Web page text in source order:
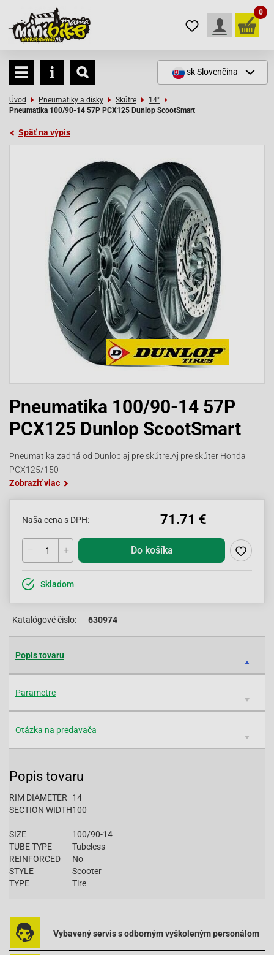
0
skSlovenčina
Úvod Pneumatiky a disky Skútre
14"
Pneumatika 100/90-14 57P PCX125 Dunlop ScootSmart
Späť na výpis
Pneumatika 100/90-14 57P
PCX125 Dunlop ScootSmart
Pneumatika zadná od Dunlop aj pre skútre.Aj pre skúter Honda
PCX125/150
Zobraziť viac
Naša cena s DPH: 71.71 €
Do košíka
Skladom
Katalógové čislo: 630974
Popis tovaru
Parametre
Otázka na predavača
Popis tovaru
RIM DIAMETER
14
SECTION WIDTH100
SIZE
100/90-14
TUBE TYPE
Tubeless
REINFORCED
No
STYLE
Scooter
TYPE
Tire
Vybavený servis s odborným vyškoleným personálom